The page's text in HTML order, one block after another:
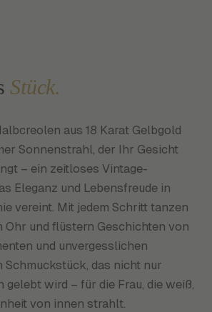
Stück.
aus 18 Karat Gelbgold
Sonnenstrahl, der Ihr Gesicht
– ein zeitloses Vintage-
Eleganz und Lebensfreude in
vereint. Mit jedem Schritt tanzen
Ohr und flüstern Geschichten von
und unvergesslichen
Schmuckstück, das nicht nur
gelebt wird – für die Frau, die weiß,
von innen strahlt.